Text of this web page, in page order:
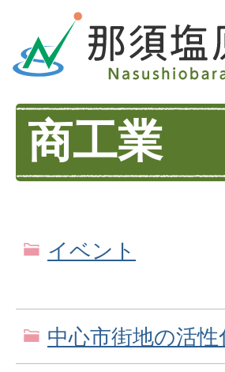
商工業
イベント
中心市街地の活性